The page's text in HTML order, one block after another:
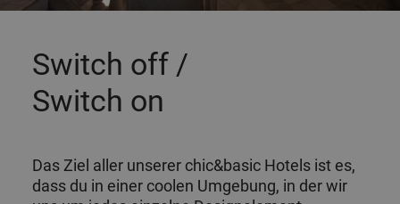
Switch off /
Switch on
Das Ziel aller unserer chic&basic Hotels ist es,
dass du in einer coolen Umgebung, in der wir